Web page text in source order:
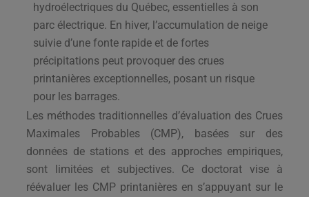
hydroélectriques du Québec, essentielles à son
parc électrique. En hiver, l’accumulation de neige
suivie d’une fonte rapide et de fortes
précipitations peut provoquer des crues
printanières exceptionnelles, posant un risque
pour les barrages.
Les méthodes traditionnelles d’évaluation des Crues
Maximales Probables (CMP), basées sur des
données de stations et des approches empiriques,
sont limitées et subjectives. Ce doctorat vise à
réévaluer les CMP printanières en s’appuyant sur le